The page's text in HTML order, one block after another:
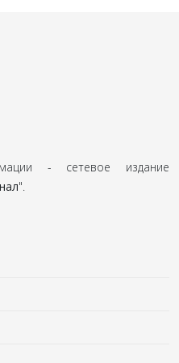
- сетевое издание
".